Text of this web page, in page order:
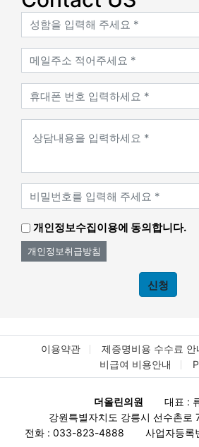
개인정보수집이용에 동의합니다.
개인정보취급방침
신청
이용약관 제증명비용 수수료 안
비급여 비용안내
더올린의원
대표 :
강원특별자치도 강릉시 선수촌로
전화 : 033-823-4888
사업자등